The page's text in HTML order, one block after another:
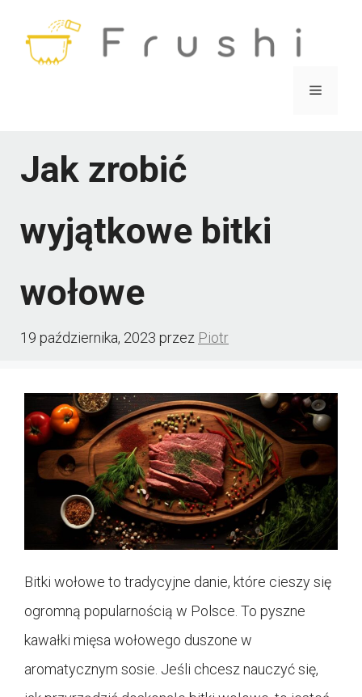
Menu
Jak zrobić
wyjątkowe bitki
wołowe
19 października, 2023 przez Piotr
Bitki wołowe to tradycyjne danie, które cieszy się
ogromną popularnością w Polsce. To pyszne
kawałki mięsa wołowego duszone w
aromatycznym sosie. Jeśli chcesz nauczyć się,